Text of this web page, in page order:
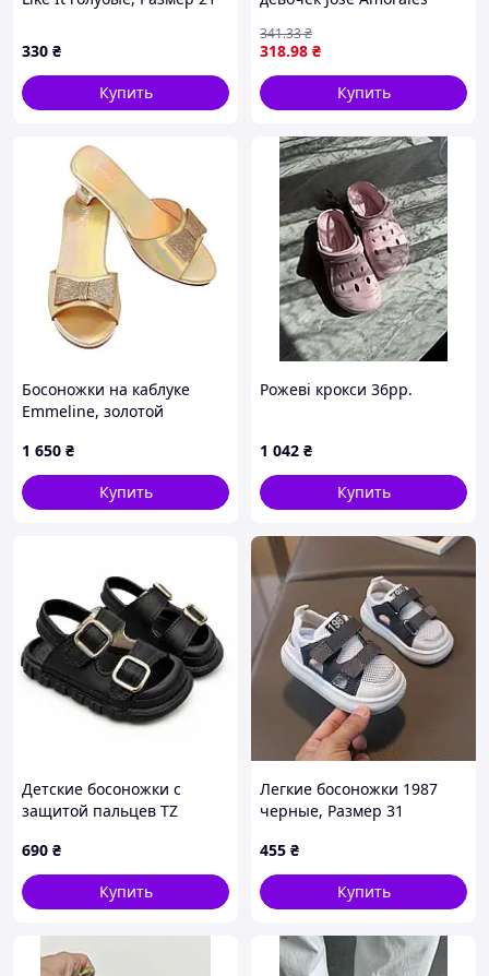
330 ₴
Купить
318.98 ₴
341.33₴
Купить
Босоножки на каблуке
Emmeline, золотой
1 650 ₴
Купить
Рожеві крокси 36рр.
1 042 ₴
Купить
Детские босоножки с
защитой пальцев TZ
690 ₴
Купить
Легкие босоножки 1987
черные, Размер 31
455 ₴
Купить